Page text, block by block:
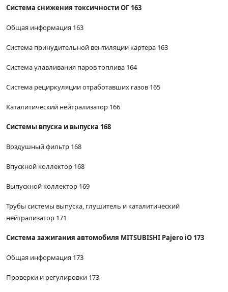
Система снижения токсичности ОГ 163
Общая информация 163
Система принудительной вентиляции картера 163
Система улавливания паров топлива 164
Система рециркуляции отработавших газов 165
Каталитический нейтрализатор 166
Системы впуска и выпуска 168
Воздушный фильтр 168
Впускной коллектор 168
Выпускной коллектор 169
Трубы системы выпуска, глушитель и каталитический
нейтрализатор 171
Система зажигания автомобиля MITSUBISHI Pajero iO 173
Общая информация 173
Проверки и регулировки 173